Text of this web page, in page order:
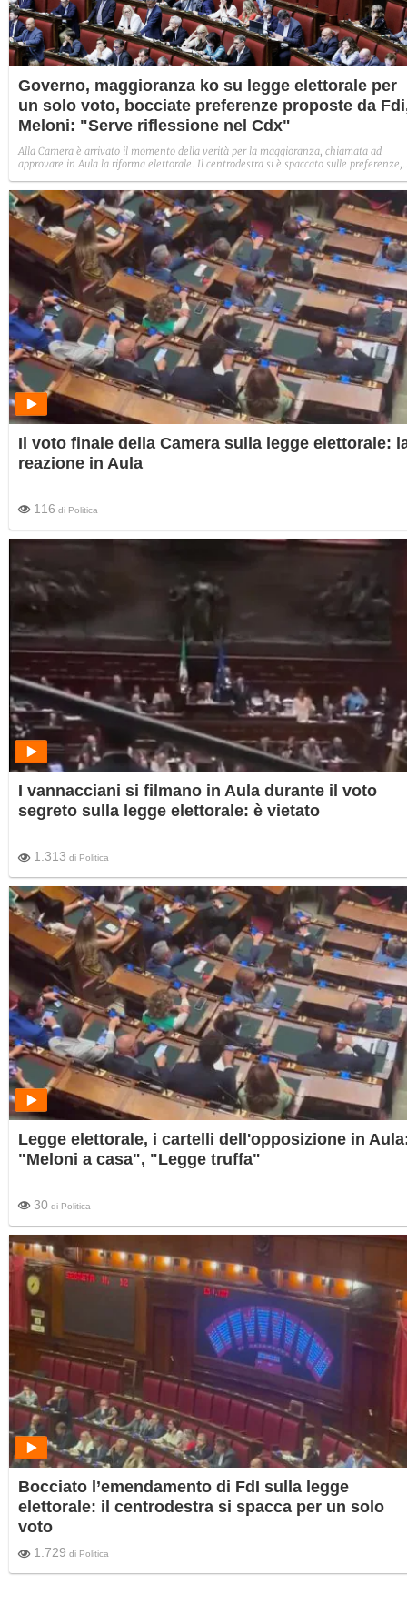
Governo, maggioranza ko su legge elettorale per
un solo voto, bocciate preferenze proposte da
Meloni: "Serve riflessione nel Cdx"
Alla Camera è arrivato il momento della verità per la maggioranza, chiamata ad
approvare in Aula la riforma elettorale. Il centrodestra si è spaccato sulle preferenze,
sull'emendamento di FdI, ma il voto segreto ha complicato le cose e la maggioranza
andata sotto.
Il voto finale della Camera sulla legge elettorale:
reazione in Aula
116 di Politica
I vannacciani si filmano in Aula durante il voto
segreto sulla legge elettorale: è vietato
1.313 di Politica
Legge elettorale, i cartelli dell'opposizione in
"Meloni a casa", "Legge truffa"
30 di Politica
Bocciato l’emendamento di FdI sulla legge
elettorale: il centrodestra si spacca per un solo
voto
1.729 di Politica